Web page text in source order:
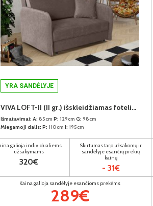
YRA SANDĖLYJE
VIVA LOFT-II (II gr.) išskleidžiamas fotelis (Paros-04)
Išmatavimai: A: 85cm P: 129cm G: 98cm
Miegamoji dalis: P: 110cm I: 195cm
galioja individualiems
užsakymams
320€
Skirtumas tarp užsakomų ir
sandėlyje esančių prekių
kainų
- 31€
Kaina galioja sandėlyje esančioms prekėms
289€